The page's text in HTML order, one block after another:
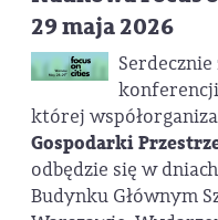
29 maja 2026
której
Gospodarki
odbędzie się w dniach
Budynku Głównym